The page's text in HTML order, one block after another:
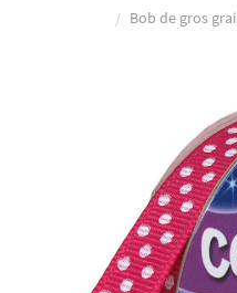
Bob de gros